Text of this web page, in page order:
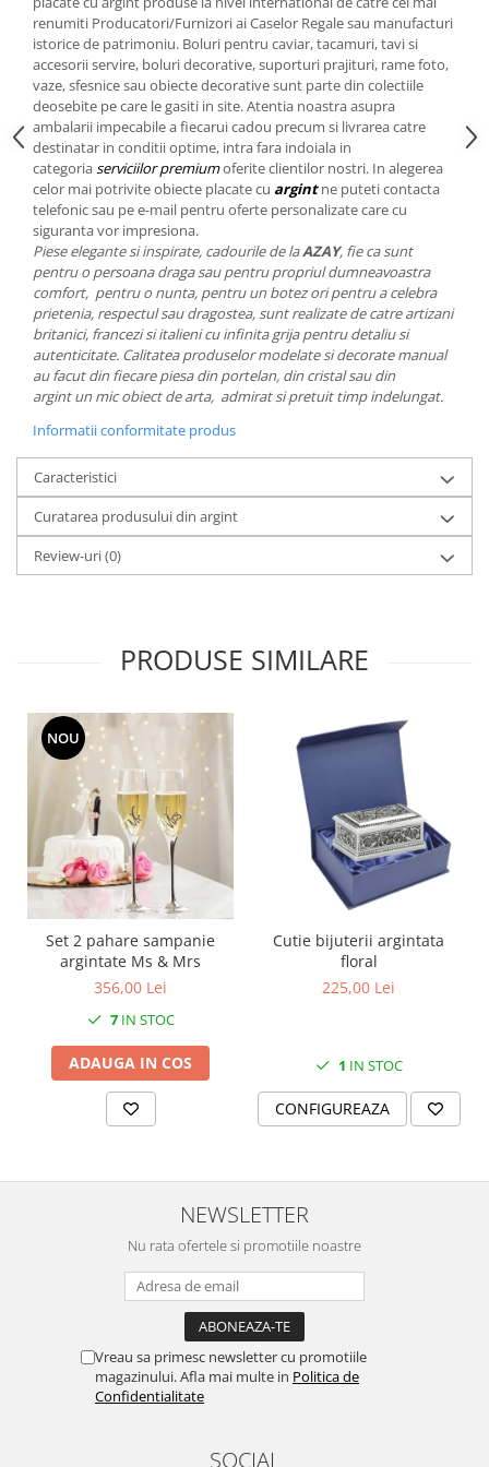
ARRIS
CELESTIAL PLATINUM
CORNUCOPIA
INTAGLIO
JASPER CONRAN GOLD
RENAISSANCE GOLD
ANTHEMION BLUE
BUTTERFLY BLOOM
OLD COUNTRY ROSES
PASHMINA
SIGNET PLATINUM
CELESTIAL GOLD
NATURE
CHINOISERIE WHITE
JASPER CONRAN WHITE
WONDERLUST
MORRIS&AMP;CO
KINGSLEY
SERENDIPITY GOLD
BLUE LILY
HIBISCUS
FLORENTINE TURQUOISE
ANTHEMION GREY
ORCHARD
CREATURES OF CURIOSITY
JARDIN
RENAISSANCE RED
SERENDIPITY WHITE
FLOWER FESTIVAL BLUE
FLOWER FESTIVAL RED
LOVE BIRDS
CHIQUE VERDE
CHIQUE ROZ
Renaissance Grey
CHIQUE STRIPES GALBEN
CHIQUE GALBEN
renumiti Producatori/Furnizori ai Caselor Regale sau manufacturi
istorice de patrimoniu. Boluri pentru caviar, tacamuri, tavi si
accesorii servire, boluri decorative, suporturi prajituri, rame foto,
vaze, sfesnice sau obiecte decorative sunt parte din colectiile
deosebite pe care le gasiti in site. Atentia noastra asupra
ambalarii impecabile a fiecarui cadou precum si livrarea catre
destinatar in conditii optime, intra fara indoiala in
categoria serviciilor premiumoferite clientilor nostri. In alegerea
celor mai potrivite obiecte placate cu argint ne puteti contacta
telefonic sau pe e-mail pentru oferte personalizate care cu
siguranta vor impresiona.
Piese elegante si inspirate, cadourile de laAZAY, fie ca sunt
pentru o persoana draga sau pentru propriul dumneavoastra
comfort, pentru o nunta, pentru un botez ori pentru a celebra
prietenia, respectul sau dragostea, sunt realizate de catre artizani
britanici, francezi si italieni cu infinita grija pentru detaliu si
autenticitate. Calitatea produselor modelate si decorate manual
au facut din fiecare piesa din portelan, din cristal sau din
argint un mic obiect de arta, admirat si pretuit timp indelungat.
Informatii conformitate produs
Caracteristici
Curatarea produsului din argint
Review-uri(0)
PRODUSE SIMILARE
NOU
Set 2 pahare sampanie
argintate Ms & Mrs
356,00 Lei
7IN STOC
ADAUGA IN COS
Cutie bijuterii argintata
floral
225,00 Lei
1 IN STOC
CONFIGUREAZA
NEWSLETTER
Nu rata ofertele si promotiile noastre
Vreau sa primesc newsletter cu promotiile
magazinului. Afla mai multe in Politica de
Confidentialitate
SOCIAL